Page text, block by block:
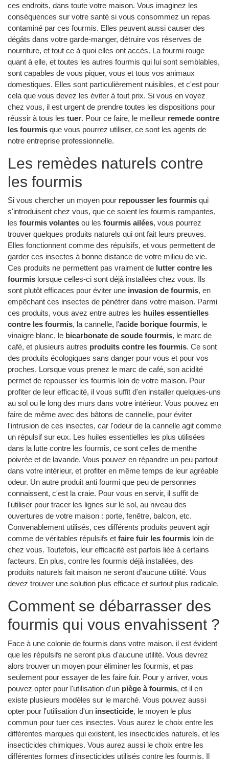
ces endroits, dans toute votre maison. Vous imaginez les
conséquences sur votre santé si vous consommez un repas
contaminé par ces fourmis. Elles peuvent aussi causer des
dégâts dans votre garde-manger, détruire vos réserves de
nourriture, et tout ce à quoi elles ont accès. La fourmi rouge
quant à elle, et toutes les autres fourmis qui lui sont semblables,
sont capables de vous piquer, vous et tous vos animaux
domestiques. Elles sont particulièrement nuisibles, et c'est pour
cela que vous devez les éviter à tout prix. Si vous en voyez
chez vous, il est urgent de prendre toutes les dispositions pour
réussir à tous les tuer. Pour ce faire, le meilleur remede contre
les fourmis que vous pourrez utiliser, ce sont les agents de
notre entreprise professionnelle.
Les remèdes naturels contre
les fourmis
Si vous chercher un moyen pour repousser les fourmis qui
s'introduisent chez vous, que ce soient les fourmis rampantes,
les fourmis volantes ou les fourmis ailées, vous pourrez
trouver quelques produits naturels qui ont fait leurs preuves.
Elles fonctionnent comme des répulsifs, et vous permettent de
garder ces insectes à bonne distance de votre milieu de vie.
Ces produits ne permettent pas vraiment de lutter contre les
fourmis lorsque celles-ci sont déjà installées chez vous. Ils
sont plutôt efficaces pour éviter une invasion de fourmis, en
empêchant ces insectes de pénétrer dans votre maison. Parmi
ces produits, vous avez entre autres les huiles essentielles
contre les fourmis, la cannelle, l'acide borique fourmis, le
vinaigre blanc, le bicarbonate de soude fourmis, le marc de
café, et plusieurs autres produits contre les fourmis. Ce sont
des produits écologiques sans danger pour vous et pour vos
proches. Lorsque vous prenez le marc de café, son acidité
permet de repousser les fourmis loin de votre maison. Pour
profiter de leur efficacité, il vous suffit d'en installer quelques-uns
au sol ou le long des murs dans votre intérieur. Vous pouvez en
faire de même avec des bâtons de cannelle, pour éviter
l'intrusion de ces insectes, car l'odeur de la cannelle agit comme
un répulsif sur eux. Les huiles essentielles les plus utilisées
dans la lutte contre les fourmis, ce sont celles de menthe
poivrée et de lavande. Vous pouvez en répandre un peu partout
dans votre intérieur, et profiter en même temps de leur agréable
odeur. Un autre produit anti fourmi que peu de personnes
connaissent, c'est la craie. Pour vous en servir, il suffit de
l'utiliser pour tracer les lignes sur le sol, au niveau des
ouvertures de votre maison : porte, fenêtre, balcon, etc.
Convenablement utilisés, ces différents produits peuvent agir
comme de véritables répulsifs et faire fuir les fourmis loin de
chez vous. Toutefois, leur efficacité est parfois liée à certains
facteurs. En plus, contre les fourmis déjà installées, des
produits naturels fait maison ne seront d'aucune utilité. Vous
devez trouver une solution plus efficace et surtout plus radicale.
Comment se débarrasser des
fourmis qui vous envahissent ?
Face à une colonie de fourmis dans votre maison, il est évident
que les répulsifs ne seront plus d'aucune utilité. Vous devrez
alors trouver un moyen pour éliminer les fourmis, et pas
seulement pour essayer de les faire fuir. Pour y arriver, vous
pouvez opter pour l'utilisation d'un piège à fourmis, et il en
existe plusieurs modèles sur le marché. Vous pouvez aussi
opter pour l'utilisation d'un insecticide, le moyen le plus
commun pour tuer ces insectes. Vous aurez le choix entre les
différentes marques qui existent, les insecticides naturels, et les
insecticides chimiques. Vous aurez aussi le choix entre les
différentes formes d'insecticides utilisés contre les fourmis. Il